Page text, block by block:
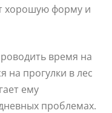
хорошую форму и
время на
на прогулки в лес
ему
проблемах.